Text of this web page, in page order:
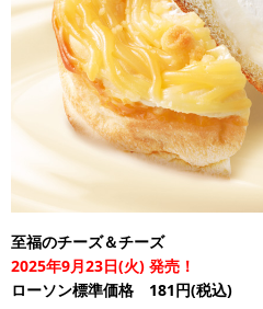
至福のチーズ＆チーズ
2025年9月23日(火) 発売！
ローソン標準価格 181円(税込)